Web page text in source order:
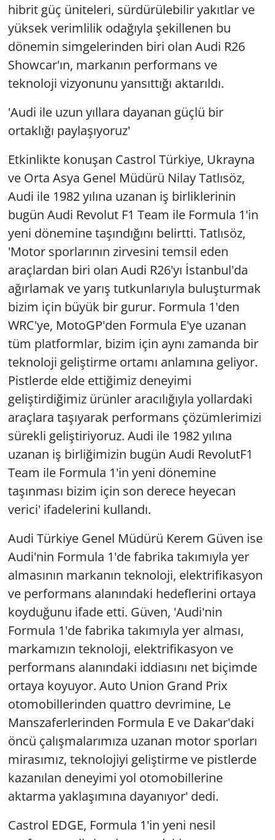
hibrit güç üniteleri, sürdürülebilir yakıtlar ve
yüksek verimlilik odağıyla şekillenen bu
dönemin simgelerinden biri olan Audi R26
Showcar'ın, markanın performans ve
teknoloji vizyonunu yansıttığı aktarıldı.
'Audi ile uzun yıllara dayanan güçlü bir
ortaklığı paylaşıyoruz'
Etkinlikte konuşan Castrol Türkiye, Ukrayna
ve Orta Asya Genel Müdürü Nilay Tatlısöz,
Audi ile 1982 yılına uzanan iş birliklerinin
bugün Audi Revolut F1 Team ile Formula 1'in
yeni dönemine taşındığını belirtti. Tatlısöz,
'Motor sporlarının zirvesini temsil eden
araçlardan biri olan Audi R26'yı İstanbul'da
ağırlamak ve yarış tutkunlarıyla buluşturmak
bizim için büyük bir gurur. Formula 1'den
WRC'ye, MotoGP'den Formula E'ye uzanan
tüm platformlar, bizim için aynı zamanda bir
teknoloji geliştirme ortamı anlamına geliyor.
Pistlerde elde ettiğimiz deneyimi
geliştirdiğimiz ürünler aracılığıyla yollardaki
araçlara taşıyarak performans çözümlerimizi
sürekli geliştiriyoruz. Audi ile 1982 yılına
uzanan iş birliğimizin bugün Audi RevolutF1
Team ile Formula 1'in yeni dönemine
taşınması bizim için son derece heyecan
verici' ifadelerini kullandı.
Audi Türkiye Genel Müdürü Kerem Güven ise
Audi'nin Formula 1'de fabrika takımıyla yer
almasının markanın teknoloji, elektrifikasyon
ve performans alanındaki hedeflerini ortaya
koyduğunu ifade etti. Güven, 'Audi'nin
Formula 1'de fabrika takımıyla yer alması,
markamızın teknoloji, elektrifikasyon ve
performans alanındaki iddiasını net biçimde
ortaya koyuyor. Auto Union Grand Prix
otomobillerinden quattro devrimine, Le
Manszaferlerinden Formula E ve Dakar'daki
öncü çalışmalarımıza uzanan motor sporları
mirasımız, teknolojiyi geliştirme ve pistlerde
kazanılan deneyimi yol otomobillerine
aktarma yaklaşımına dayanıyor' dedi.
Castrol EDGE, Formula 1'in yeni nesil